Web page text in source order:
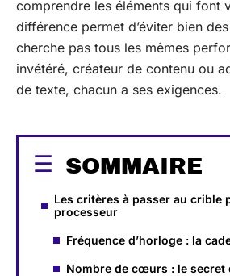
comprendre les éléments qui font
différence permet d’éviter bien
cherche pas tous les mêmes
invétéré, créateur de contenu ou
de texte, chacun a ses exigences.
SOMMAIRE
Les critères à passer au crible
processeur
Fréquence d’horloge : la
Nombre de cœurs : le secret